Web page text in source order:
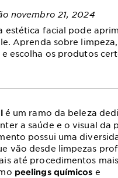
novembro 21, 2024
estética facial pode
Aprenda sobre limpeza,
escolha os produtos
é um ramo da beleza
a saúde e o visual da
possui uma
vão desde limpezas
até procedimentos mais
peelings químicos e